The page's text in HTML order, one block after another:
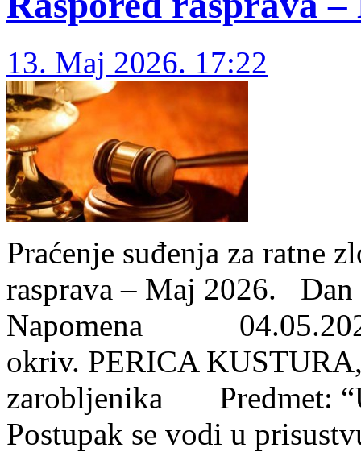
13. Maj 2026. 17:22
Praćenje suđenja za ratne
rasprava – Maj 2026. Dan
Napomena
okriv. PERICA
zarobljenika Predmet:
Postupak se vodi u